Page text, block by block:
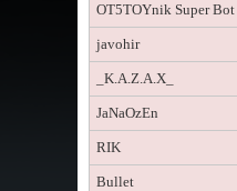
OT5TOYnik Super Bot
javohir
_K.A.Z.A.X_
JaNaOzEn
RIK
Bullet